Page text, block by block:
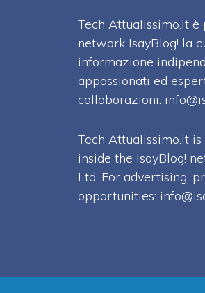
Tech Attualissimo.it è
network IsayBlog! la
informazione
appassionati ed
collaborazioni:
Tech Attualissimo.it
inside the IsayBlog!
Ltd. For advertising,
opportunities: